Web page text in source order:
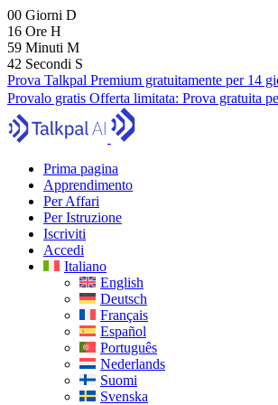
00 Giorni D
16 Ore H
59 Minuti M
41 Secondi S
Prova Talkpal Premium gratuitamente per 14
Provalo gratis Offerta limitata: Prova gratuita
Prima pagina
Apprendimento
Per Affari
Per Istruzione
Iscriviti
Accedi
Italiano
English
Deutsch
Français
Español
Português
Nederlands
Suomi
Svenska